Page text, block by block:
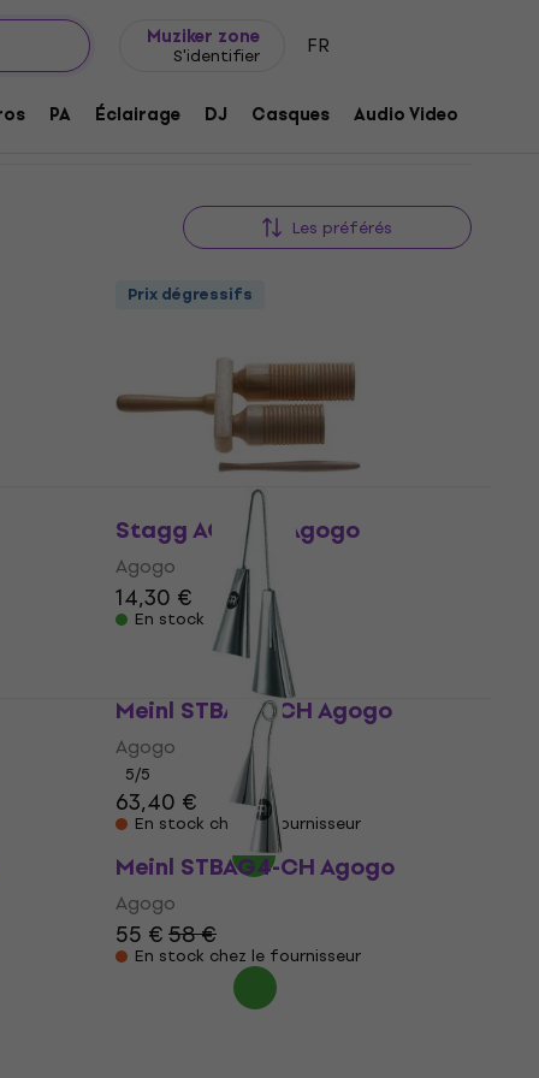
Muziker zone
S'identifier FR
PA Éclairage DJ Casques Audio Video
Les préférés
Prix dégressifs
Stagg AGG-55 Agogo
Agogo
14,30 €
En stock
Meinl STBAG3-CH Agogo
Agogo
5/5
63,40 €
En stock chez le fournisseur
Meinl STBAG4-CH Agogo
Agogo
55 €58 €
En stock chez le fournisseur